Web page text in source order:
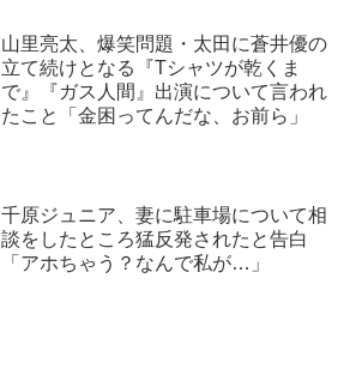
山里亮太、爆笑問題・太田に蒼井優の
立て続けとなる『Tシャツが乾くま
で』『ガス人間』出演について言われ
たこと「金困ってんだな、お前ら」
千原ジュニア、妻に駐車場について相
談をしたところ猛反発されたと告白
「アホちゃう？なんで私が…」